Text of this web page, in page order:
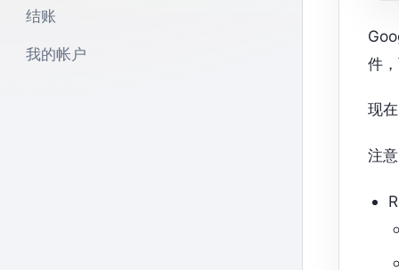
结账
我的帐户
件
现
注